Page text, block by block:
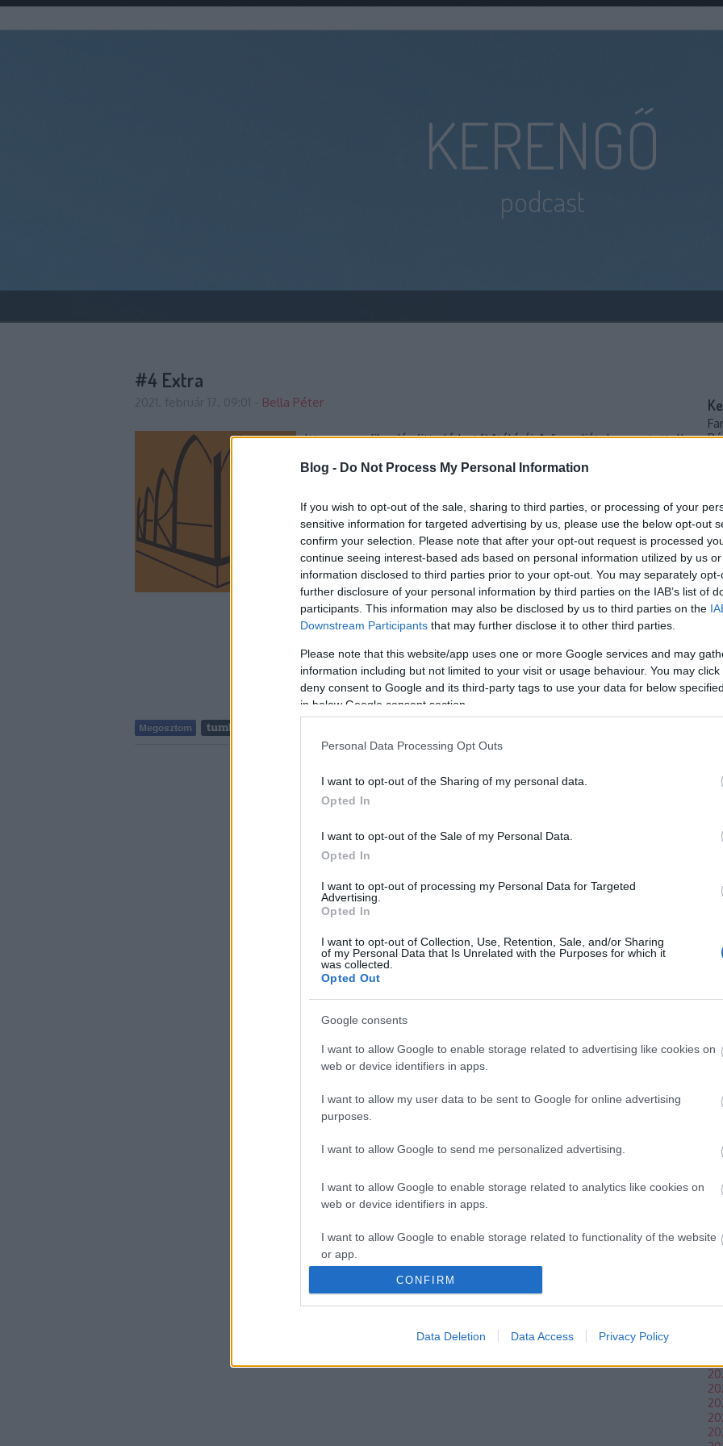
Blog - Do Not Process My Personal Information
If you wish to opt-out of the sale, sharing to third parties, or processing of your
sensitive information for targeted advertising by us, please use the below opt-out
confirm your selection. Please note that after your opt-out request is processed
continue seeing interest-based ads based on personal information utilized by us
information disclosed to third parties prior to your opt-out. You may separately
further disclosure of your personal information by third parties on the IAB’s list of
participants. This information may also be disclosed by us to third parties on the
Downstream Participants that may further disclose it to other third parties.
Please note that this website/app uses one or more Google services and may
information including but not limited to your visit or usage behaviour. You may
deny consent to Google and its third-party tags to use your data for below
in below Google consent section.
Personal Data Processing Opt Outs
I want to opt-out of the Sharing of my personal data.
Opted In
I want to opt-out of the Sale of my Personal Data.
Opted In
I want to opt-out of processing my Personal Data for Targeted
Advertising.
Opted In
I want to opt-out of Collection, Use, Retention, Sale, and/or Sharing
of my Personal Data that Is Unrelated with the Purposes for which it
was collected.
Opted Out
Google consents
I want to allow Google to enable storage related to advertising like cookies on
web or device identifiers in apps.
I want to allow my user data to be sent to Google for online advertising
purposes.
I want to allow Google to send me personalized advertising.
I want to allow Google to enable storage related to analytics like cookies on
web or device identifiers in apps.
I want to allow Google to enable storage related to functionality of the website
or app.
I want to allow Google to enable storage related to personalization.
authentication functionality and fraud prevention, and other user protection.
CONFIRM
Data Deletion Data Access Privacy Policy
KERENGŐ
podcast
#4 Extra
Bella Péter
Itt a negyedik adás (itt elérhető) "túlórája", fogadjátok szeretettel!
TOVÁBB